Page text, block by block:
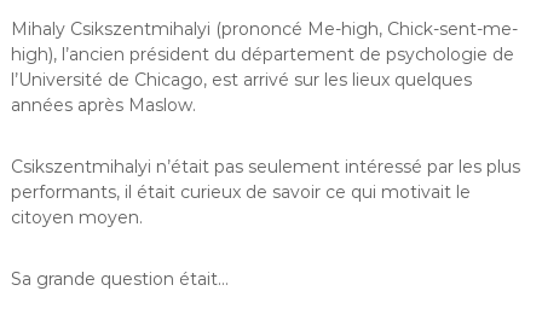
Mihaly Csikszentmihalyi (prononcé Me-high, Chick-sent-me-
high), l’ancien président du département de psychologie de
l’Université de Chicago, est arrivé sur les lieux quelques
années après Maslow.
Csikszentmihalyi n’était pas seulement intéressé par les plus
performants, il était curieux de savoir ce qui motivait le
citoyen moyen.
Sa grande question était…